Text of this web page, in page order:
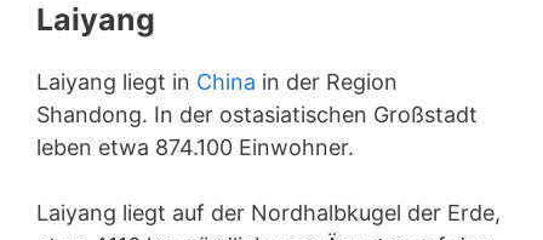
Laiyang
Laiyang liegt in China in der Region
Shandong. In der ostasiatischen Großstadt
leben etwa 874.100 Einwohner.
Laiyang liegt auf der Nordhalbkugel der Erde,